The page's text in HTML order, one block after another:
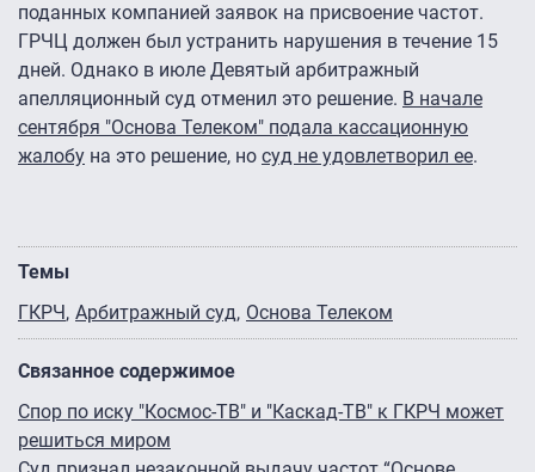
поданных компанией заявок на присвоение частот.
ГРЧЦ должен был устранить нарушения в течение 15
дней. Однако в июле Девятый арбитражный
апелляционный суд отменил это решение. В начале
сентября "Основа Телеком" подала кассационную
жалобу на это решение, но суд не удовлетворил ее.
Темы
ГКРЧ Арбитражный суд Основа Телеком
Связанное содержимое
Спор по иску "Космос-ТВ" и "Каскад-ТВ" к ГКРЧ может
решиться миром